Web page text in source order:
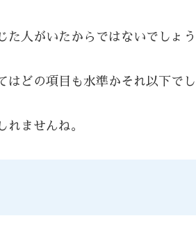
た人がいたからではないでしょう
はどの項目も水準かそれ以下でし
ませんね。